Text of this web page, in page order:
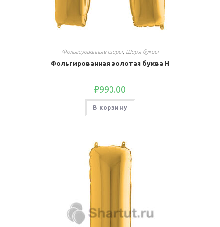
Фольгированные шары, Шары буквы
Фольгированная золотая буква H
₽990.00
В корзину